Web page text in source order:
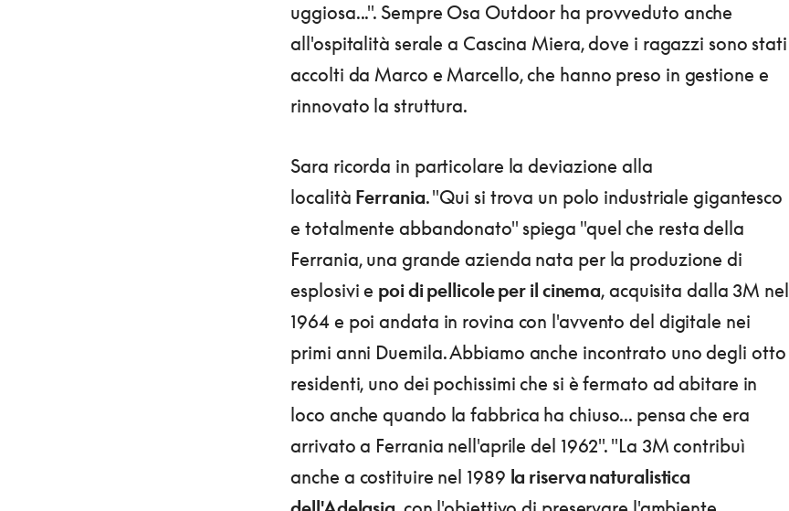
uggiosa...". Sempre Osa Outdoor ha provveduto anche
all'ospitalità serale a Cascina Miera, dove i ragazzi sono stati
accolti da Marco e Marcello, che hanno preso in gestione e
rinnovato la struttura.
Sara ricorda in particolare la deviazione alla
località Ferrania. "Qui si trova un polo industriale gigantesco
e totalmente abbandonato" spiega "quel che resta della
Ferrania, una grande azienda nata per la produzione di
esplosivi e poi di pellicole per il cinema, acquisita dalla 3M nel
1964 e poi andata in rovina con l'avvento del digitale nei
primi anni Duemila. Abbiamo anche incontrato uno degli otto
residenti, uno dei pochissimi che si è fermato ad abitare in
loco anche quando la fabbrica ha chiuso... pensa che era
arrivato a Ferrania nell'aprile del 1962". "La 3M contribuì
anche a costituire nel 1989 la riserva naturalistica